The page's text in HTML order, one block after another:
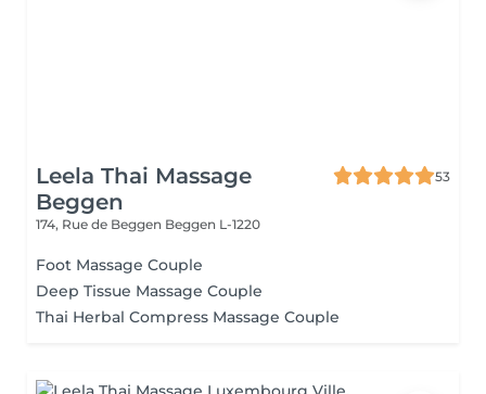
Leela Thai Massage
Beggen
53
174, Rue de Beggen Beggen L-1220
Foot Massage Couple
Deep Tissue Massage Couple
Thai Herbal Compress Massage Couple